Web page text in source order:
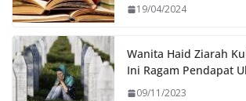
19/04/2024
Wanita Haid Ziarah
Ini Ragam Pendapat
09/11/2023